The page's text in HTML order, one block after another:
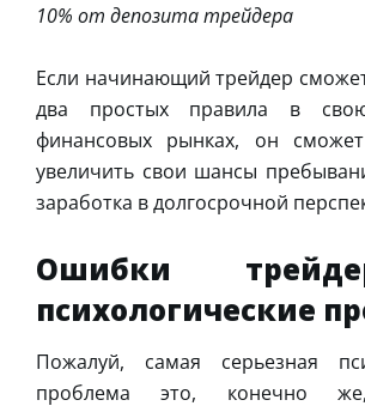
10% от депозита трейдера
Если начинающий трейдер
два простых правила в
финансовых рынках, он сможет
увеличить свои шансы
заработка в долгосрочной
Ошибки
психологические
Пожалуй, самая серьезная
проблема это, конечно же,